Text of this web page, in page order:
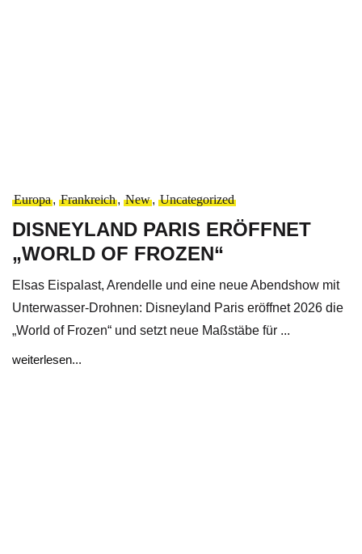
Europa, Frankreich, New, Uncategorized
DISNEYLAND PARIS ERÖFFNET
„WORLD OF FROZEN“
Elsas Eispalast, Arendelle und eine neue Abendshow mit
Unterwasser-Drohnen: Disneyland Paris eröffnet 2026 die
„World of Frozen“ und setzt neue Maßstäbe für ...
weiterlesen...